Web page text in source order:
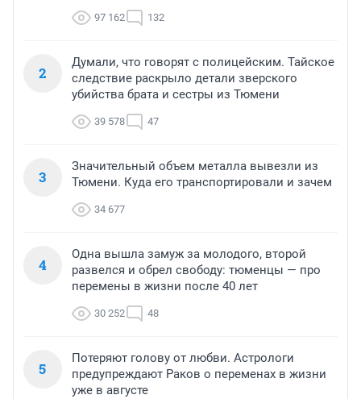
97 162 132
2
Думали, что говорят с полицейским. Тайское
следствие раскрыло детали зверского
убийства брата и сестры из Тюмени
39 578 47
3
Значительный объем металла вывезли из
Тюмени. Куда его транспортировали и зачем
34 677
4
Одна вышла замуж за молодого, второй
развелся и обрел свободу: тюменцы — про
перемены в жизни после 40 лет
30 252 48
5
Потеряют голову от любви. Астрологи
предупреждают Раков о переменах в жизни
уже в августе